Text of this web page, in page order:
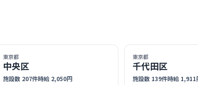
東京都
中央区
施設数 207件時給 2,050円
東京都
千代田区
施設数 139件時給 1,911